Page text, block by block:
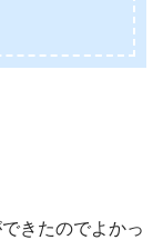
きたのでよかっ